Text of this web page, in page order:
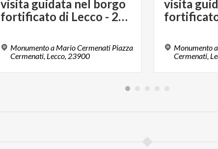
visita guidata nel borgo
fortificato di Lecco - 21 agosto 2026
Monumento a Mario Cermenati Piazza
Cermenati, Lecco, 23900
visita
Monumento
Cermenati,